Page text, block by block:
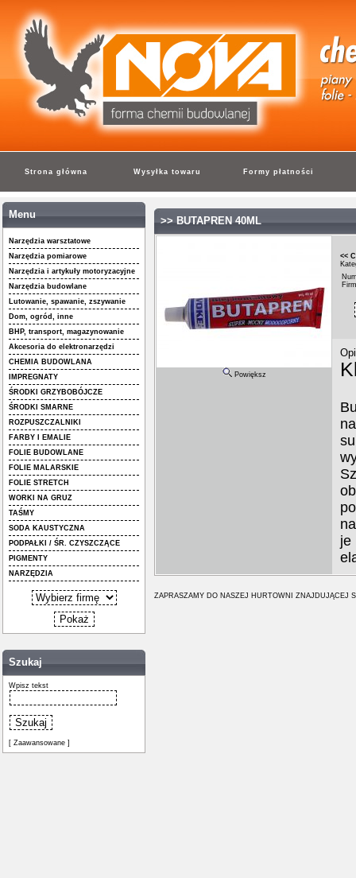
Strona główna Wysyłka towaru Formy płatności
Menu
Narzędzia warsztatowe
Narzędzia pomiarowe
Narzędzia i artykuły motoryzacyjne
Narzędzia budowlane
Lutowanie, spawanie, zszywanie
Dom, ogród, inne
BHP, transport, magazynowanie
Akcesoria do elektronarzędzi
CHEMIA BUDOWLANA
IMPREGNATY
ŚRODKI GRZYBOBÓJCZE
ŚRODKI SMARNE
ROZPUSZCZALNIKI
FARBY I EMALIE
FOLIE BUDOWLANE
FOLIE MALARSKIE
FOLIE STRETCH
WORKI NA GRUZ
TAŚMY
SODA KAUSTYCZNA
PODPAŁKI / ŚR. CZYSZCZĄCE
PIGMENTY
NARZĘDZIA
Szukaj
Wpisz tekst
[ Zaawansowane ]
>> BUTAPREN 40ML
Powiększ
<<
je
ZAPRASZAMY DO NASZEJ HURTOWNI ZNAJDUJĄCEJ